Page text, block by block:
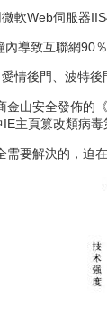
Web伺服器
致互聯網90％
後門、波特後
安全發佈的《
主頁篡改類病毒
解決的，迫在